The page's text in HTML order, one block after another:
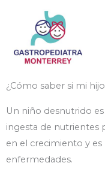
contenido
¿Cómo saber si mi
Un niño desnutrido
ingesta de nutrientes
en el crecimiento y
enfermedades.